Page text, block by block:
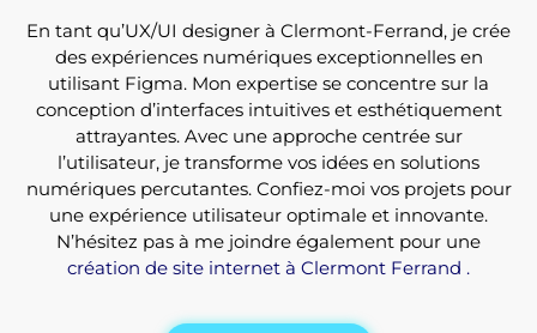
En tant qu’UX/UI designer à Clermont-Ferrand, je crée
des expériences numériques exceptionnelles en
utilisant Figma. Mon expertise se concentre sur la
conception d’interfaces intuitives et esthétiquement
attrayantes. Avec une approche centrée sur
l’utilisateur, je transforme vos idées en solutions
numériques percutantes. Confiez-moi vos projets pour
une expérience utilisateur optimale et innovante.
N’hésitez pas à me joindre également pour une
création de site internet à Clermont Ferrand .